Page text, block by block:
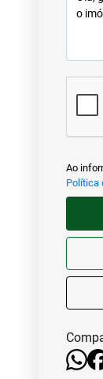
Ao
Política